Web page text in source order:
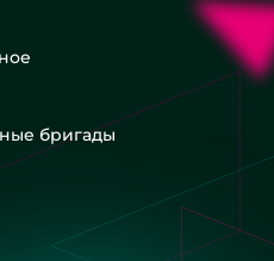
бригады